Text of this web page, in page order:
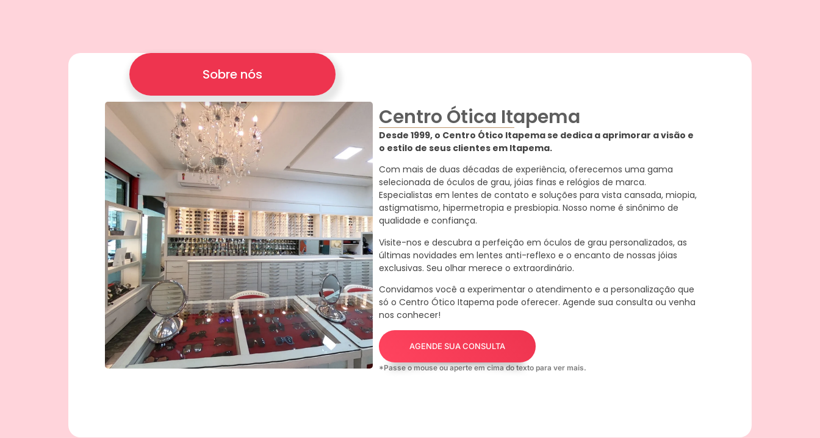
Sobre nós
Centro Ótica Itapema
Desde 1999, o Centro Ótico Itapema se dedica a aprimorar a visão e
o estilo de seus clientes em Itapema.
Com mais de duas décadas de experiência, oferecemos uma gama
selecionada de óculos de grau, jóias finas e relógios de marca.
Especialistas em lentes de contato e soluções para vista cansada, miopia,
astigmatismo, hipermetropia e presbiopia. Nosso nome é sinônimo de
qualidade e confiança.
Visite-nos e descubra a perfeição em óculos de grau personalizados, as
últimas novidades em lentes anti-reflexo e o encanto de nossas jóias
exclusivas. Seu olhar merece o extraordinário.
Convidamos você a experimentar o atendimento e a personalização que
só o Centro Ótico Itapema pode oferecer. Agende sua consulta ou venha
nos conhecer!
AGENDE SUA CONSULTA
*Passe o mouse ou aperte em cima do texto para ver mais.